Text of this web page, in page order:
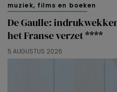
muziek, films en boeken
De Gaulle:
het Franse verzet ****
5 AUGUSTUS 2026